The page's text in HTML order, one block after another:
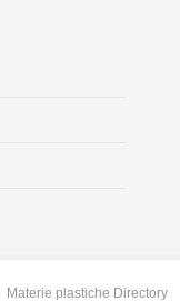
Materie plastiche Directory